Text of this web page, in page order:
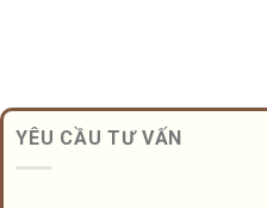
YÊU CẦU TƯ VẤN